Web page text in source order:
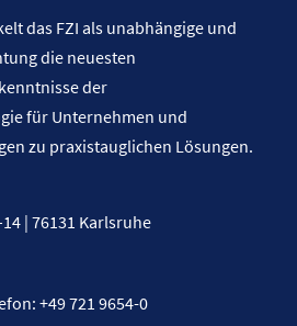
das FZI als unabhängige und
die neuesten
der
für Unternehmen und
zu praxistauglichen Lösungen.
| 76131 Karlsruhe
+49 721 9654-0